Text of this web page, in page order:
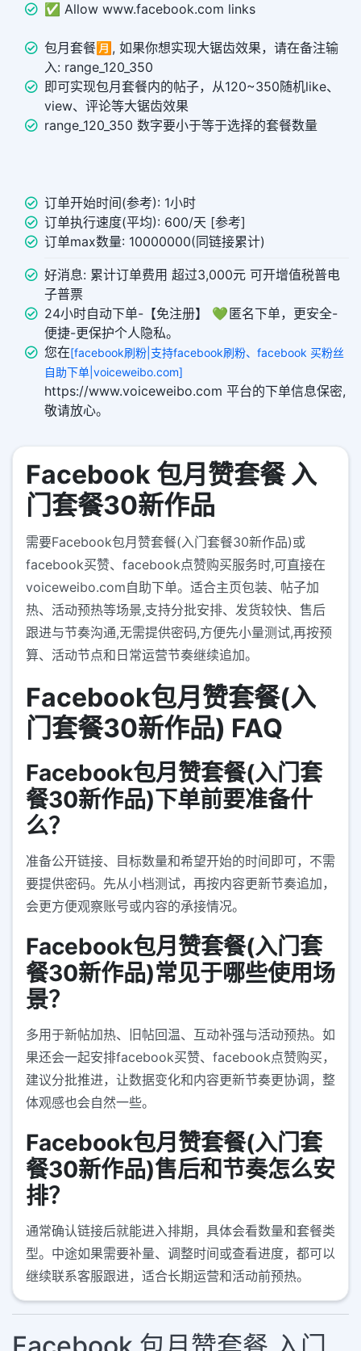
✅ Allow www.facebook.com links
包月套餐🈷️, 如果你想实现大锯齿效果，请在备注输
入: range_120_350
即可实现包月套餐内的帖子，从120~350随机like、
view、评论等大锯齿效果
range_120_350 数字要小于等于选择的套餐数量
订单开始时间(参考): 1小时
订单执行速度(平均): 600/天 [参考]
订单max数量: 10000000(同链接累计)
好消息: 累计订单费用 超过3,000元 可开增值税普电
子普票
24小时自动下单-【免注册】 💚 匿名下单，更安全-
便捷-更保护个人隐私。
您在[facebook刷粉|支持facebook刷粉、facebook 买粉丝
自助下单|voiceweibo.com]
https://www.voiceweibo.com 平台的下单信息保密,
敬请放心。
Facebook 包月赞套餐 入
门套餐30新作品
需要Facebook包月赞套餐(入门套餐30新作品)或
facebook买赞、facebook点赞购买服务时,可直接在
voiceweibo.com自助下单。适合主页包装、帖子加
热、活动预热等场景,支持分批安排、发货较快、售后
跟进与节奏沟通,无需提供密码,方便先小量测试,再按预
算、活动节点和日常运营节奏继续追加。
Facebook包月赞套餐(入
门套餐30新作品) FAQ
Facebook包月赞套餐(入门套
餐30新作品)下单前要准备什
么？
准备公开链接、目标数量和希望开始的时间即可，不需
要提供密码。先从小档测试，再按内容更新节奏追加，
会更方便观察账号或内容的承接情况。
Facebook包月赞套餐(入门套
餐30新作品)常见于哪些使用场
景？
多用于新帖加热、旧帖回温、互动补强与活动预热。如
果还会一起安排facebook买赞、facebook点赞购买，
建议分批推进，让数据变化和内容更新节奏更协调，整
体观感也会自然一些。
Facebook包月赞套餐(入门套
餐30新作品)售后和节奏怎么安
排？
通常确认链接后就能进入排期，具体会看数量和套餐类
型。中途如果需要补量、调整时间或查看进度，都可以
继续联系客服跟进，适合长期运营和活动前预热。